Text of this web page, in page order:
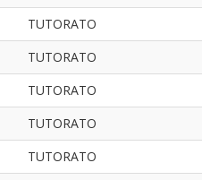
TUTORATO
TUTORATO
TUTORATO
TUTORATO
TUTORATO